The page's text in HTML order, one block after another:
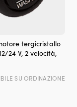
tergicristallo
24 V, 2 velocità,
SU ORDINAZIONE